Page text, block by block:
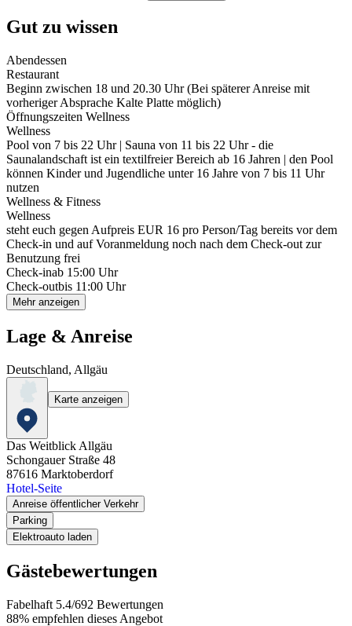
Gut zu wissen
Abendessen
Restaurant
Beginn zwischen 18 und 20.30 Uhr (Bei späterer Anreise mit
vorheriger Absprache Kalte Platte möglich)
Öffnungszeiten Wellness
Wellness
Pool von 7 bis 22 Uhr | Sauna von 11 bis 22 Uhr - die
Saunalandschaft ist ein textilfreier Bereich ab 16 Jahren | den Pool
können Kinder und Jugendliche unter 16 Jahre von 7 bis 11 Uhr
nutzen
Wellness & Fitness
Wellness
steht euch gegen Aufpreis EUR 16 pro Person/Tag bereits vor dem
Check-in und auf Voranmeldung noch nach dem Check-out zur
Benutzung frei
Check-inab 15:00 Uhr
Check-outbis 11:00 Uhr
Mehr anzeigen
Lage & Anreise
Deutschland, Allgäu
Karte anzeigen
Das Weitblick Allgäu
Schongauer Straße 48
87616 Marktoberdorf
Hotel-Seite
Anreise öffentlicher Verkehr
Parking
Elektroauto laden
Gästebewertungen
Fabelhaft 5.4/692 Bewertungen
88% empfehlen dieses Angebot